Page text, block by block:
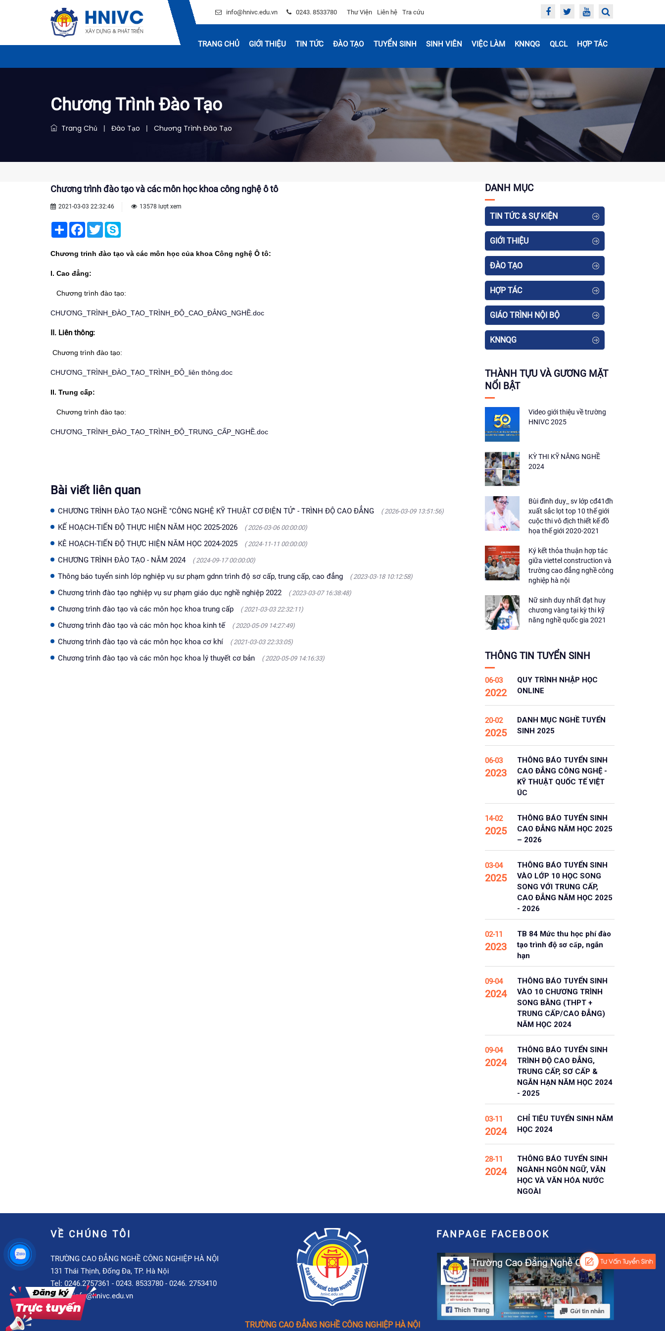
info@hnivc.edu.vn 0243. 8533780 Thư Viện Liên hệ Tra cứu
TRANG CHỦ GIỚI THIỆU TIN TỨC ĐÀO TẠO TUYỂN SINH SINH VIÊN VIỆC LÀM KNNQG QLCL HỢP TÁC
Chương Trình Đào Tạo
Trang Chủ | Đào Tạo | Chương Trình Đào Tạo
Chương trình đào tạo và các môn học khoa công nghệ ô tô
2021-03-03 22:32:46 13578 lượt xem
Share Facebook
Twitter
Chương trinh đào tạo và các môn học của khoa Công nghệ Ô tô:
I. Cao đẳng:
Chương trình đào tạo:
CHƯƠNG_TRÌNH_ĐÀO_TẠO_TRÌNH_ĐỘ_CAO_ĐẲNG_NGHỀ.doc
II. Liên thông:
Chương trình đào tạo:
CHƯƠNG_TRÌNH_ĐÀO_TẠO_TRÌNH_ĐỘ_liên thông.doc
II. Trung cấp:
Chương trình đào tạo:
CHƯƠNG_TRÌNH_ĐÀO_TẠO_TRÌNH_ĐỘ_TRUNG_CẤP_NGHỀ.doc
Bài viết liên quan
CHƯƠNG TRÌNH ĐÀO TẠO NGHỀ "CÔNG NGHỆ KỸ THUẬT CƠ ĐIỆN TỬ" - TRÌNH ĐỘ CAO ĐẲNG ( 2026-03-09 13:51:56)
KẾ HOẠCH-TIẾN ĐỘ THỰC HIỆN NĂM HỌC 2025-2026 ( 2026-03-06 00:00:00)
KÊ HOẠCH-TIẾN ĐỘ THỰC HIỆN NĂM HỌC 2024-2025 ( 2024-11-11 00:00:00)
CHƯƠNG TRÌNH ĐÀO TẠO - NĂM 2024 ( 2024-09-17 00:00:00)
Thông báo tuyển sinh lớp nghiệp vụ sư phạm gdnn trình độ sơ cấp, trung cấp, cao đẳng ( 2023-03-18 10:12:58)
Chương trình đào tạo nghiệp vụ sư phạm giáo dục nghề nghiệp 2022 ( 2023-03-07 16:38:48)
Chương trình đào tạo và các môn học khoa trung cấp ( 2021-03-03 22:32:11)
Chương trình đào tạo và các môn học khoa kinh tế ( 2020-05-09 14:27:49)
Chương trình đào tạo và các môn học khoa cơ khí ( 2021-03-03 22:33:05)
Chương trình đào tạo và các môn học khoa lý thuyết cơ bản ( 2020-05-09 14:16:33)
DANH MỤC
TIN TỨC & SỰ KIỆN
GIỚI THIỆU
ĐÀO TẠO
HỢP TÁC
GIÁO TRÌNH NỘI BỘ
KNNQG
THÀNH TỰU VÀ GƯƠNG MẶT
NỔI BẬT
Video giới thiệu về trường
HNIVC 2025
KỲ THI KỸ NĂNG NGHỀ
2024
Bùi đình duy_ sv lớp cđ41đh
xuất sắc lọt top 10 thế giới
cuộc thi vô địch thiết kế đồ
họa thế giới 2020-2021
Ký kết thỏa thuận hợp tác
giữa viettel construction và
trường cao đẳng nghề công
nghiệp hà nội
Nữ sinh duy nhất đạt huy
chương vàng tại kỳ thi kỹ
năng nghề quốc gia 2021
THÔNG TIN TUYỂN SINH
06-03
2022
QUY TRÌNH NHẬP HỌC
ONLINE
20-02
2025
DANH MỤC NGHỀ TUYỂN
SINH 2025
06-03
2023
THÔNG BÁO TUYỂN SINH
CAO ĐẲNG CÔNG NGHỆ -
KỸ THUẬT QUỐC TẾ VIỆT
ÚC
14-02
2025
THÔNG BÁO TUYỂN SINH
CAO ĐẲNG NĂM HỌC 2025
– 2026
03-04
2025
THÔNG BÁO TUYỂN SINH
VÀO LỚP 10 HỌC SONG
SONG VỚI TRUNG CẤP,
CAO ĐẲNG NĂM HỌC 2025
- 2026
02-11
2023
TB 84 Mức thu học phí đào
tạo trình độ sơ cấp, ngắn
hạn
09-04
2024
THÔNG BÁO TUYỂN SINH
VÀO 10 CHƯƠNG TRÌNH
SONG BẰNG (THPT +
TRUNG CẤP/CAO ĐẲNG)
NĂM HỌC 2024
09-04
2024
THÔNG BÁO TUYỂN SINH
TRÌNH ĐỘ CAO ĐẲNG,
TRUNG CẤP, SƠ CẤP &
NGẮN HẠN NĂM HỌC 2024
- 2025
03-11
2024
CHỈ TIÊU TUYỂN SINH NĂM
HỌC 2024
28-11
2024
THÔNG BÁO TUYỂN SINH
NGÀNH NGÔN NGỮ, VĂN
HỌC VÀ VĂN HÓA NƯỚC
NGOÀI
VỀ CHÚNG TÔI
TRƯỜNG CAO ĐẲNG NGHỀ CÔNG NGHIỆP HÀ NỘI
131 Thái Thịnh, Đống Đa, TP. Hà Nội
Tel: 0246.2757361 - 0243. 8533780 - 0246. 2753410
Email: info@hnivc.edu.vn
TRƯỜNG CAO ĐẲNG NGHỀ CÔNG NGHIỆP HÀ NỘI
FANPAGE FACEBOOK